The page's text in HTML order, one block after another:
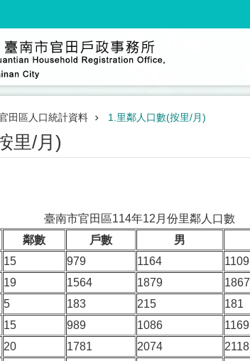
田區人口統計資料 1.里鄰人口數(按里/月)
里/月)
臺南市官田區114年12月份里鄰人口數
鄰數 戶數 男
15 979 1164 1109
19 1564 1879 1867
5 183 215 181
15 989 1086 1169
20 1781 2074 2118